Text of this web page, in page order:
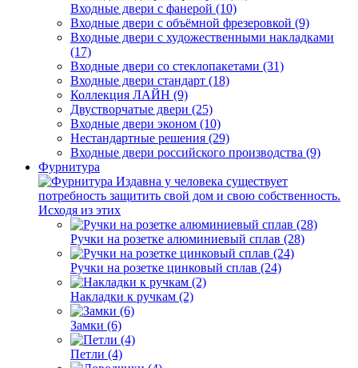
Входные двери с фанерой (10)
Входные двери с объёмной фрезеровкой (9)
Входные двери с художественными накладками
(17)
Входные двери со стеклопакетами (31)
Входные двери стандарт (18)
Коллекция ЛАЙН (9)
Двустворчатые двери (25)
Входные двери эконом (10)
Нестандартные решения (29)
Входные двери российского производства (9)
Фурнитура
Издавна у человека существует
потребность защитить свой дом и свою собственность.
Исходя из этих
Ручки на розетке алюминиевый сплав (28)
Ручки на розетке цинковый сплав (24)
Накладки к ручкам (2)
Замки (6)
Петли (4)